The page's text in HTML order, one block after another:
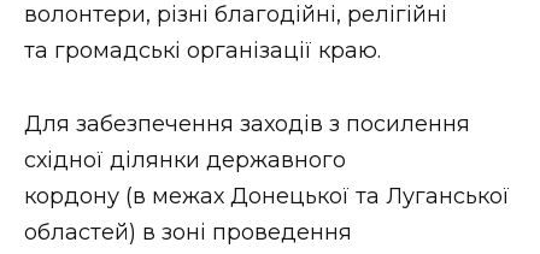
волонтери, різні благодійні, релігійні
та громадські організації краю.
Для забезпечення заходів з посилення
східної ділянки державного
кордону (в межах Донецької та Луганської
областей) в зоні проведення